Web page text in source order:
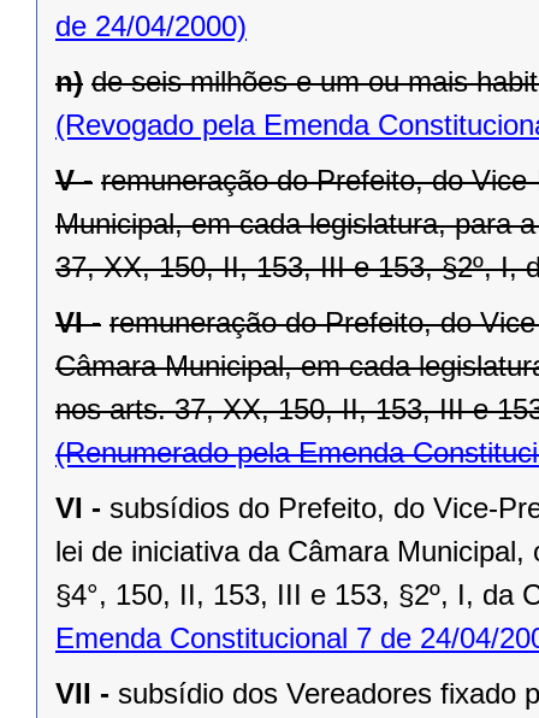
de 24/04/2000)
n) de seis milhões e um ou mais
(Revogado pela Emenda
V - remuneração do Prefeito, do
Municipal, em cada legislatura, para
37, XX, 150, II, 153, III e 153, §2º, I,
VI - remuneração do Prefeito, do
Câmara Municipal, em cada
nos arts. 37, XX, 150, II, 153, III e
(Renumerado pela Emenda
VI - subsídios do Prefeito, do Vice-
lei de iniciativa da Câmara
§4°, 150, II, 153, III e 153, §2º, I, da
Emenda Constitucional 7 de 24/04/
VII - subsídio dos Vereadores fixado